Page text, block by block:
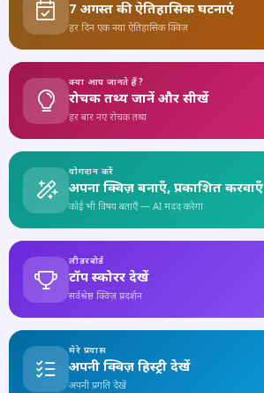
7 अगस्त की ऐतिहासिक घटनाएं
हर दिन एक नया ऐतिहासिक क्विज़
क्या आप जानते हैं?
रोचक तथ्य जानें और सीखें
हर बार नए रोचक तथ्य
योगदान करें
अपना क्विज़ बनाएँ, प्रकाशित करवाएँ
कोई भी विषय बताएँ — AI मदद करेगा
लीडरबोर्ड
टॉप स्कोरर देखें
सर्वश्रेष्ठ क्विज़ प्रदर्शन
मेरे प्रयास
अपनी क्विज़ हिस्ट्री देखें
अपनी प्रगति देखें